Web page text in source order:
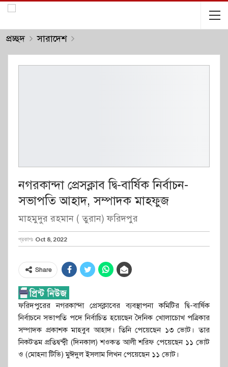
প্রচ্ছদ সারাদেশ
নগরকান্দা প্রেসক্লাব দ্বি-বার্ষিক নির্বাচন-
সভাপতি আহাদ, সম্পাদক মাহফুজ
মাহমুদুর রহমান ( তুরান) ফরিদপুর
প্রকাশঃ Oct 8, 2022
Share
ফরিদপুরের নগরকান্দা প্রেসক্লাবের ব্যবস্থাপনা কমিটির দ্বি-বার্ষিক
নির্বাচনে সভাপতি পদে নির্বাচিত হয়েছেন দৈনিক খোলাচোখ পত্রিকার
সম্পাদক প্রকাশক মাহবুব আহাদ। তিনি পেয়েছেন ১৩ ভোট। তার
নিকটতম প্রতিদ্বন্দ্বী (দিনকাল) শওকত আলী শরিফ পেয়েছেন ১১ ভোট
ও (মোহনা টিভি) মুঈদুল ইসলাম লিখন পেয়েছেন ১১ ভোট।